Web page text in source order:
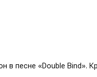
песне «Double Bind».